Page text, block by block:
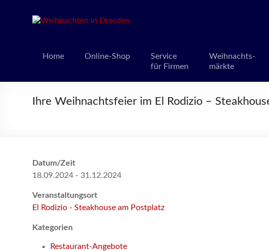
Home Online-Shop
Service
für Firmen
Weihnachts-
märkte
Ihre Weihnachtsfeier im El Rodizio –
Datum/Zeit
18.09.2024 - 31.12.2024
Veranstaltungsort
El Rodizio - Steakhouse am Postplatz
Kategorien
Restaurant-Angebote